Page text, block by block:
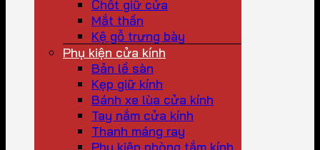
Chốt giữ cửa
Mắt thần
Kệ gỗ trưng bày
Phụ kiện cửa kính
Bản lề sàn
Kẹp giữ kính
Bánh xe lùa cửa kính
Tay nắm cửa kính
Thanh máng ray
Phụ kiện phòng tắm kính